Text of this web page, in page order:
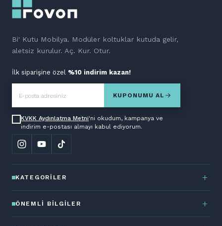
Bi' Kutu Mobilya. Modüler koltuklar kutuda gelir,
aletsiz kurulur. Aç. Kur. Otur.
İlk siparişine özel %10 indirim kazan!
KUPONUMU AL
KVKK Aydınlatma Metni'ni okudum, kampanya ve
indirim e-postası almayı kabul ediyorum.
KATEGORILER
ÖNEMLI BILGILER